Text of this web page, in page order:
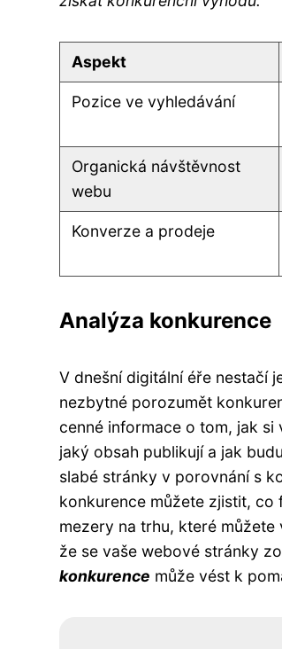
Aspekt
Pozice ve vyhledávání
Organická návštěvnost
webu
Konverze a prodeje
Analýza konkurence
V dnešní digitální éře nestačí
nezbytné porozumět
cenné informace o tom, jak
jaký obsah publikují a jak
slabé stránky v porovnání s
konkurence můžete zjistit, co
mezery na trhu, které
že se vaše webové stránky
konkurence může vést k